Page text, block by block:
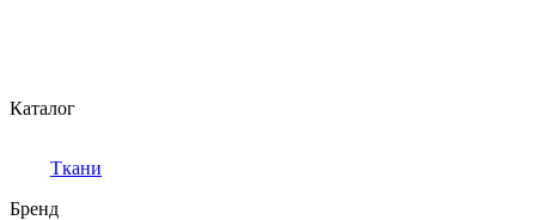
Каталог
Ткани
Бренд